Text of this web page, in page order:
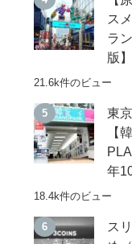
ス
ラ
版】
21.6k件のビュー
東
【
年
18.4k件のビュー
ス